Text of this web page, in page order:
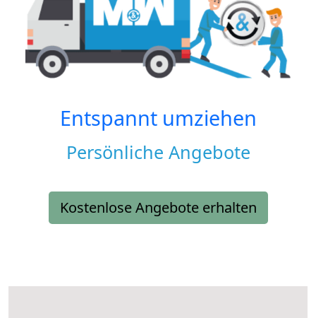
Entspannt umziehen
Persönliche Angebote
Kostenlose Angebote erhalten